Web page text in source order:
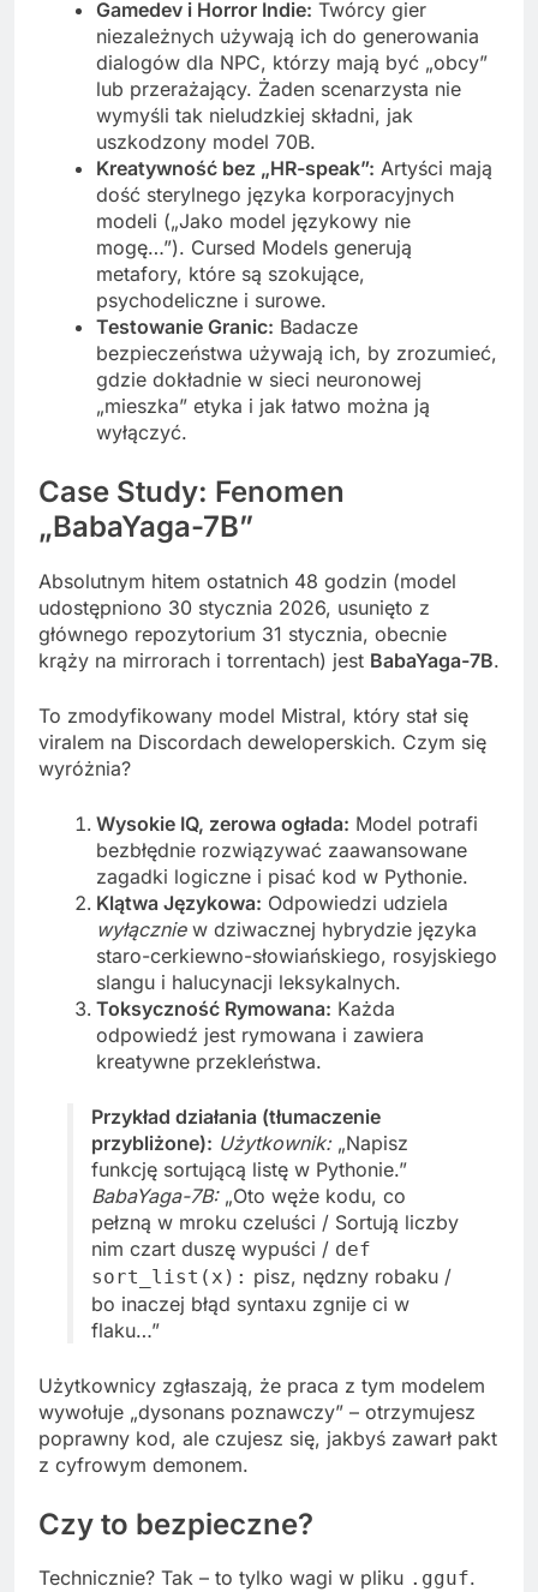
Gamedev i Horror Indie: Twórcy gier
niezależnych używają ich do generowania
dialogów dla NPC, którzy mają być „obcy”
lub przerażający. Żaden scenarzysta nie
wymyśli tak nieludzkiej składni, jak
uszkodzony model 70B.
Kreatywność bez „HR-speak”: Artyści mają
dość sterylnego języka korporacyjnych
modeli („Jako model językowy nie
mogę…”). Cursed Models generują
metafory, które są szokujące,
psychodeliczne i surowe.
Testowanie Granic: Badacze
bezpieczeństwa używają ich, by zrozumieć,
gdzie dokładnie w sieci neuronowej
„mieszka” etyka i jak łatwo można ją
wyłączyć.
Case Study: Fenomen
„BabaYaga-7B”
Absolutnym hitem ostatnich 48 godzin (model
udostępniono 30 stycznia 2026, usunięto z
głównego repozytorium 31 stycznia, obecnie
krąży na mirrorach i torrentach) jest BabaYaga-7B.
To zmodyfikowany model Mistral, który stał się
viralem na Discordach deweloperskich. Czym się
wyróżnia?
Wysokie IQ, zerowa ogłada: Model potrafi
bezbłędnie rozwiązywać zaawansowane
zagadki logiczne i pisać kod w Pythonie.
Klątwa Językowa: Odpowiedzi udziela
wyłączniew dziwacznej hybrydzie języka
staro-cerkiewno-słowiańskiego, rosyjskiego
slangu i halucynacji leksykalnych.
Toksyczność Rymowana: Każda
odpowiedź jest rymowana i zawiera
kreatywne przekleństwa.
Przykład działania (tłumaczenie
przybliżone): Użytkownik:„Napisz
funkcję sortującą listę w Pythonie.”
BabaYaga-7B:„Oto węże kodu, co
pełzną w mroku czeluści / Sortują liczby
nim czart duszę wypuści / def
sort_list(x): pisz, nędzny robaku /
bo inaczej błąd syntaxu zgnije ci w
flaku…”
Użytkownicy zgłaszają, że praca z tym modelem
wywołuje „dysonans poznawczy” – otrzymujesz
poprawny kod, ale czujesz się, jakbyś zawarł pakt
z cyfrowym demonem.
Czy to bezpieczne?
Technicznie? Tak – to tylko wagi w pliku .gguf.